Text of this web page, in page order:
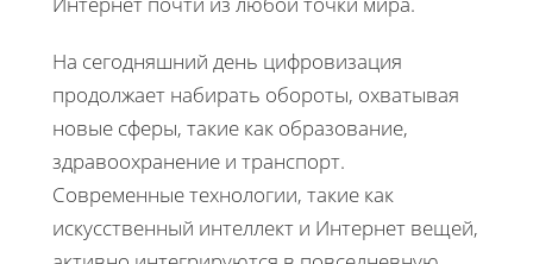
На сегодняшний день цифровизация
продолжает набирать обороты, охватывая
новые сферы, такие как образование,
здравоохранение и транспорт.
Современные технологии, такие как
искусственный интеллект и Интернет вещей,